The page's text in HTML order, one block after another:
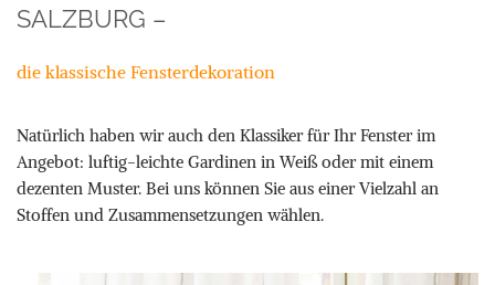
SALZBURG –
die klassische Fensterdekoration
Natürlich haben wir auch den Klassiker für Ihr Fenster im
Angebot: luftig-leichte Gardinen in Weiß oder mit einem
dezenten Muster. Bei uns können Sie aus einer Vielzahl an
Stoffen und Zusammensetzungen wählen.